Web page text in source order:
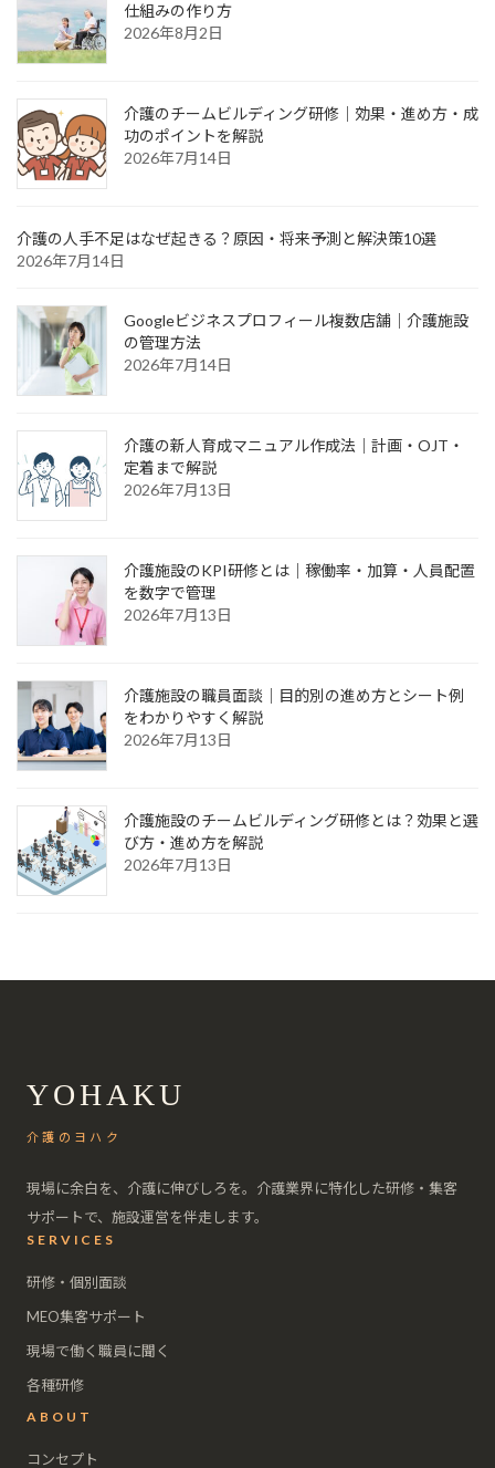
仕組みの作り方
2026年8月2日
介護のチームビルディング研修｜効果・進め方・成
功のポイントを解説
2026年7月14日
介護の人手不足はなぜ起きる？原因・将来予測と解決策10選
2026年7月14日
Googleビジネスプロフィール複数店舗｜介護施設
の管理方法
2026年7月14日
介護の新人育成マニュアル作成法｜計画・OJT・
定着まで解説
2026年7月13日
介護施設のKPI研修とは｜稼働率・加算・人員配置
を数字で管理
2026年7月13日
介護施設の職員面談｜目的別の進め方とシート例
をわかりやすく解説
2026年7月13日
介護施設のチームビルディング研修とは？効果と選
び方・進め方を解説
2026年7月13日
YOHAKU
介護のヨハク
現場に余白を、介護に伸びしろを。介護業界に特化した研修・集客
サポートで、施設運営を伴走します。
SERVICES
研修・個別面談
MEO集客サポート
現場で働く職員に聞く
各種研修
ABOUT
コンセプト